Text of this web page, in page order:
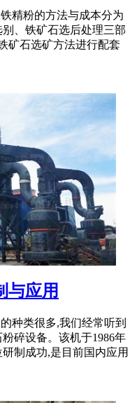
精粉的方法与成本分为
、铁矿石选后处理三部
矿石选矿方法进行配套
与应用
种类很多,我们经常听到
碎设备。该机于1986年
制成功,是目前国内应用